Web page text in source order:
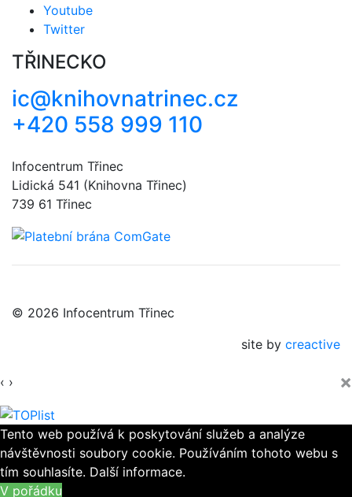
Youtube
Twitter
TŘINECKO
ic@knihovnatrinec.cz
+420 558 999 110
Infocentrum Třinec
Lidická 541 (Knihovna Třinec)
739 61 Třinec
© 2026 Infocentrum Třinec
site by creactive
‹ › ×
Tento web používá k poskytování služeb a analýze
návštěvnosti soubory cookie. Používáním tohoto webu s
tím souhlasíte. Další informace.
V pořádku